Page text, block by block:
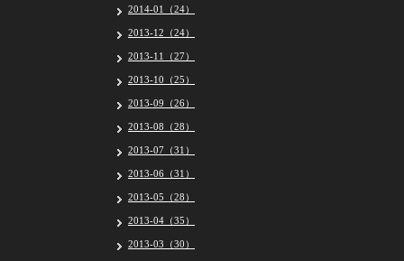
2014-01（24）
2013-12（24）
2013-11（27）
2013-10（25）
2013-09（26）
2013-08（28）
2013-07（31）
2013-06（31）
2013-05（28）
2013-04（35）
2013-03（30）